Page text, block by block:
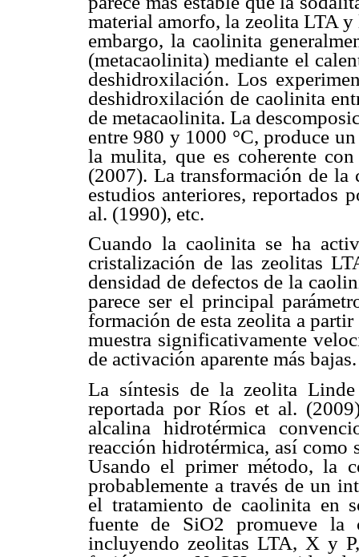
material amorfo, la zeolita LTA
embargo, la caolinita
(metacaolinita) mediante el
deshidroxilación. Los
deshidroxilación de caolinita
de metacaolinita. La
entre 980 y 1000 °C, produce
la mulita, que es coherente
(2007). La transformación de la
estudios anteriores,
al. (1990), etc.
Cuando la caolinita se ha
cristalización de las zeolitas
densidad de defectos de la
parece ser el principal
formación de esta zeolita a
muestra significativamente
de activación aparente más bajas.
La síntesis de la zeolita
reportada por Ríos et al.
alcalina hidrotérmica
reacción hidrotérmica, así
Usando el primer método, la
probablemente a través de un
el tratamiento de caolinita en
fuente de SiO2 promueve la
incluyendo zeolitas LTA, X y